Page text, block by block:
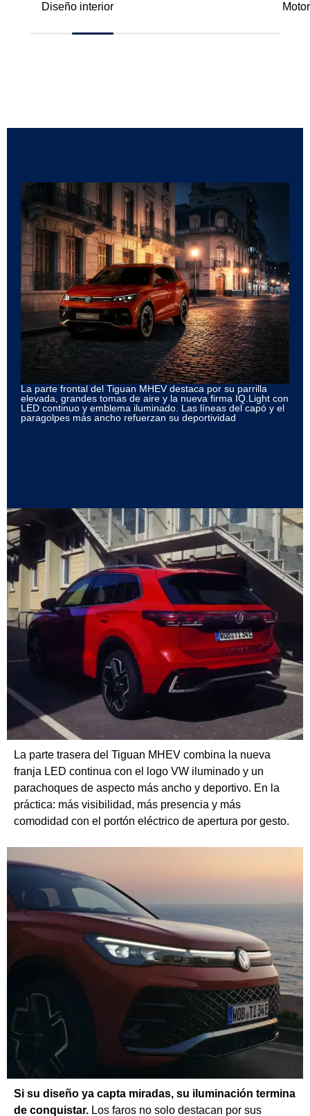
Diseño interior Motor
La parte frontal del Tiguan MHEV destaca por su parrilla
elevada, grandes tomas de aire y la nueva firma IQ.Light con
LED continuo y emblema iluminado. Las líneas del capó y el
paragolpes más ancho refuerzan su deportividad
La parte trasera del Tiguan MHEV combina la nueva
franja LED continua con el logo VW iluminado y un
parachoques de aspecto más ancho y deportivo. En la
práctica: más visibilidad, más presencia y más
comodidad con el portón eléctrico de apertura por gesto.
Si su diseño ya capta miradas, su iluminación termina
de conquistar. Los faros no solo destacan por sus